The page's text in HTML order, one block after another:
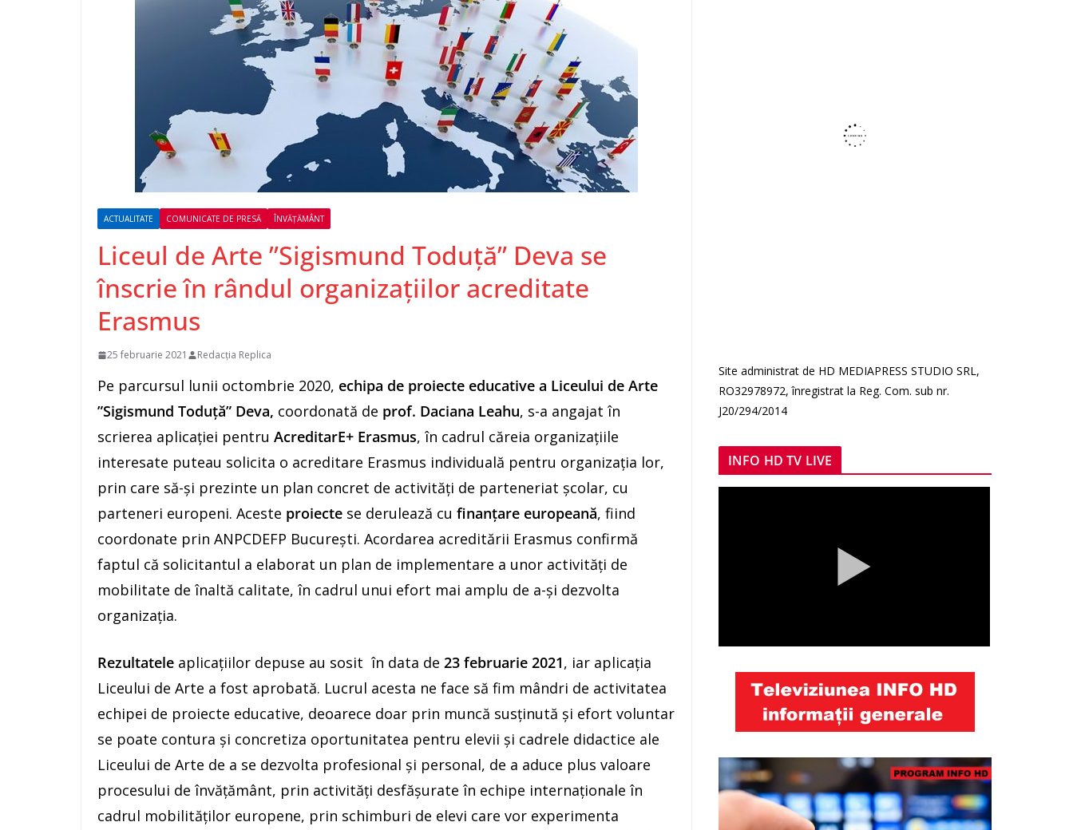
ACTUALITATE COMUNICATE DE PRESĂ ÎNVĂȚĂMÂNT
Liceul de Arte ”Sigismund Toduță” Deva se
înscrie în rândul organizațiilor acreditate
Erasmus
25 februarie 2021 Redacția Replica
Pe parcursul lunii octombrie 2020, echipa de proiecte educative a Liceului de Arte
”Sigismund Toduță” Deva, coordonată de prof. Daciana Leahu, s-a angajat în
scrierea aplicației pentru AcreditarE+ Erasmus, în cadrul căreia organizațiile
interesate puteau solicita o acreditare Erasmus individuală pentru organizația lor,
prin care să-și prezinte un plan concret de activități de parteneriat școlar, cu
parteneri europeni. Aceste proiecte se derulează cu finanțare europeană, fiind
coordonate prin ANPCDEFP București. Acordarea acreditării Erasmus confirmă
faptul că solicitantul a elaborat un plan de implementare a unor activități de
mobilitate de înaltă calitate, în cadrul unui efort mai amplu de a-și dezvolta
organizația.
Rezultatele aplicațiilor depuse au sosit în data de 23 februarie 2021, iar aplicația
Liceului de Arte a fost aprobată. Lucrul acesta ne face să fim mândri de activitatea
echipei de proiecte educative, deoarece doar prin muncă susținută și efort voluntar
se poate contura și concretiza oportunitatea pentru elevii și cadrele didactice ale
Liceului de Arte de a se dezvolta profesional și personal, de a aduce plus valoare
procesului de învățământ, prin activități desfășurate în echipe internaționale în
cadrul mobilităților europene, prin schimburi de elevi care vor experimenta
Site administrat de HD MEDIAPRESS STUDIO SRL,
RO32978972, înregistrat la Reg. Com. sub nr.
J20/294/2014
INFO HD TV LIVE